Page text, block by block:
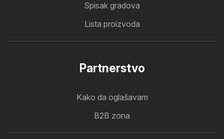
Spisak gradova
Lista proizvoda
Partnerstvo
Kako da oglašavam
B2B zona